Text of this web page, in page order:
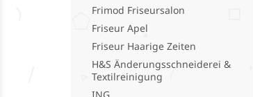
Frimod Friseursalon
Friseur Apel
Friseur Haarige Zeiten
H&S Änderungsschneiderei &
Textilreinigung